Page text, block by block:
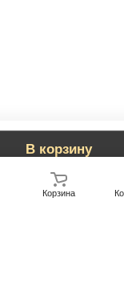
В корзину
Корзина